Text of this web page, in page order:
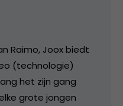
Raimo, Joox biedt
(technologie)
het zijn gang
grote jongen